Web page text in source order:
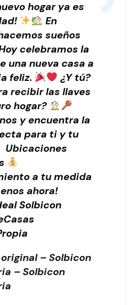
hogar ya es
En
sueños
celebramos la
una nueva casa a
feliz.
¿Y tú?
recibir las llaves
hogar?
y encuentra la
para ti y tu
Ubicaciones
a tu medida
ahora!
Solbicon
– Solbicon
– Solbicon